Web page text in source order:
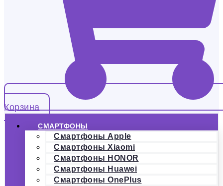
Корзина
СМАРТФОНЫ
Смартфоны Apple
Смартфоны Xiaomi
Смартфоны HONOR
Смартфоны Huawei
Смартфоны OnePlus